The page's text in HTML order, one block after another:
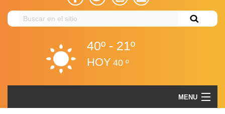
Buscar
en
40º - 21º
HOY 40 º
Información sobre Protección de Datos: Abono Deporte
MENU